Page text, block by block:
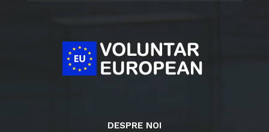
DESPRE NOI